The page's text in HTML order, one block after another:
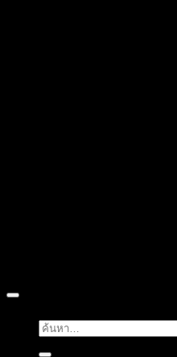
ค้นหา: